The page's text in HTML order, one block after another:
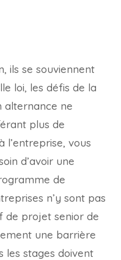
ils se souviennent
loi, les défis de la
alternance ne
plus de
l’entreprise, vous
d’avoir une
de
n’y sont pas
de projet senior de
une barrière
les stages doivent